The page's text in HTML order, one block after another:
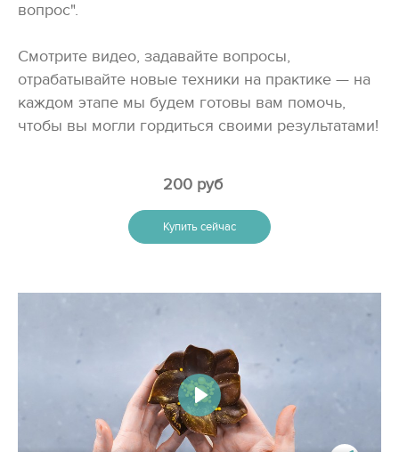
вопрос".
Смотрите видео, задавайте вопросы,
отрабатывайте новые техники на практике — на
каждом этапе мы будем готовы вам помочь,
чтобы вы могли гордиться своими результатами!
200 руб
Купить сейчас
Play